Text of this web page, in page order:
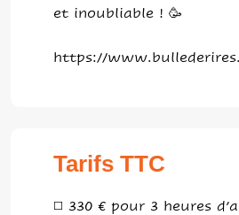
et inoubliable ! 🥳
https://
Tarifs TTC
◻️ 330 € pour 3 heures